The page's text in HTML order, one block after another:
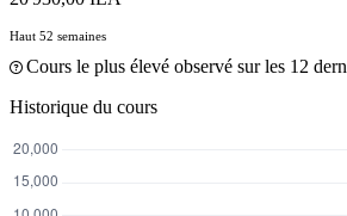
Haut 52 semaines
Cours le plus élevé observé sur les 12
Historique du cours